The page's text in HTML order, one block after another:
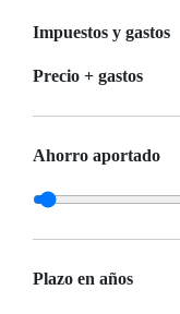
Impuestos y gastos
Precio + gastos
Ahorro aportado
Plazo en años